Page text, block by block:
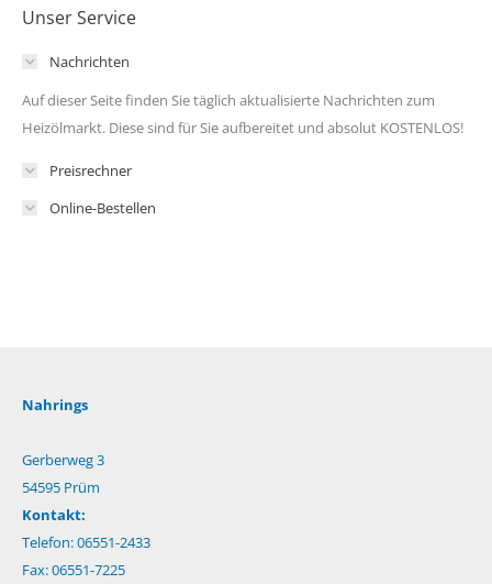
Unser Service
Nachrichten
Auf dieser Seite finden Sie täglich aktualisierte Nachrichten zum
Heizölmarkt. Diese sind für Sie aufbereitet und absolut KOSTENLOS!
Preisrechner
Online-Bestellen
Nahrings
Gerberweg 3
54595 Prüm
Kontakt:
Telefon: 06551-2433
Fax: 06551-7225